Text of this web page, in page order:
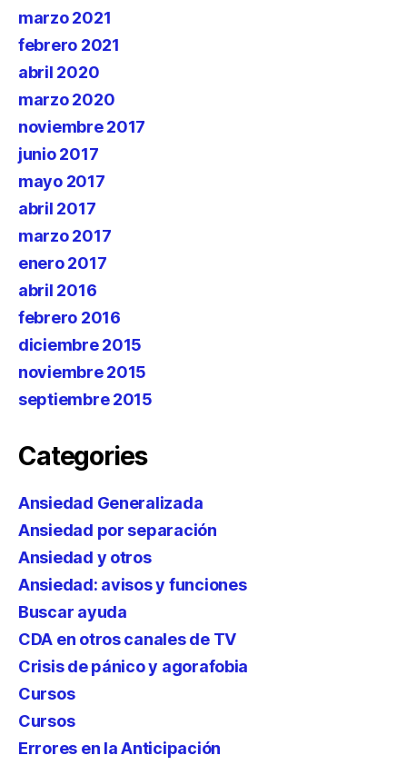
marzo 2021
febrero 2021
abril 2020
marzo 2020
noviembre 2017
junio 2017
mayo 2017
abril 2017
marzo 2017
enero 2017
abril 2016
febrero 2016
diciembre 2015
noviembre 2015
septiembre 2015
Categories
Ansiedad Generalizada
Ansiedad por separación
Ansiedad y otros
Ansiedad: avisos y funciones
Buscar ayuda
CDA en otros canales de TV
Crisis de pánico y agorafobia
Cursos
Cursos
Errores en la Anticipación